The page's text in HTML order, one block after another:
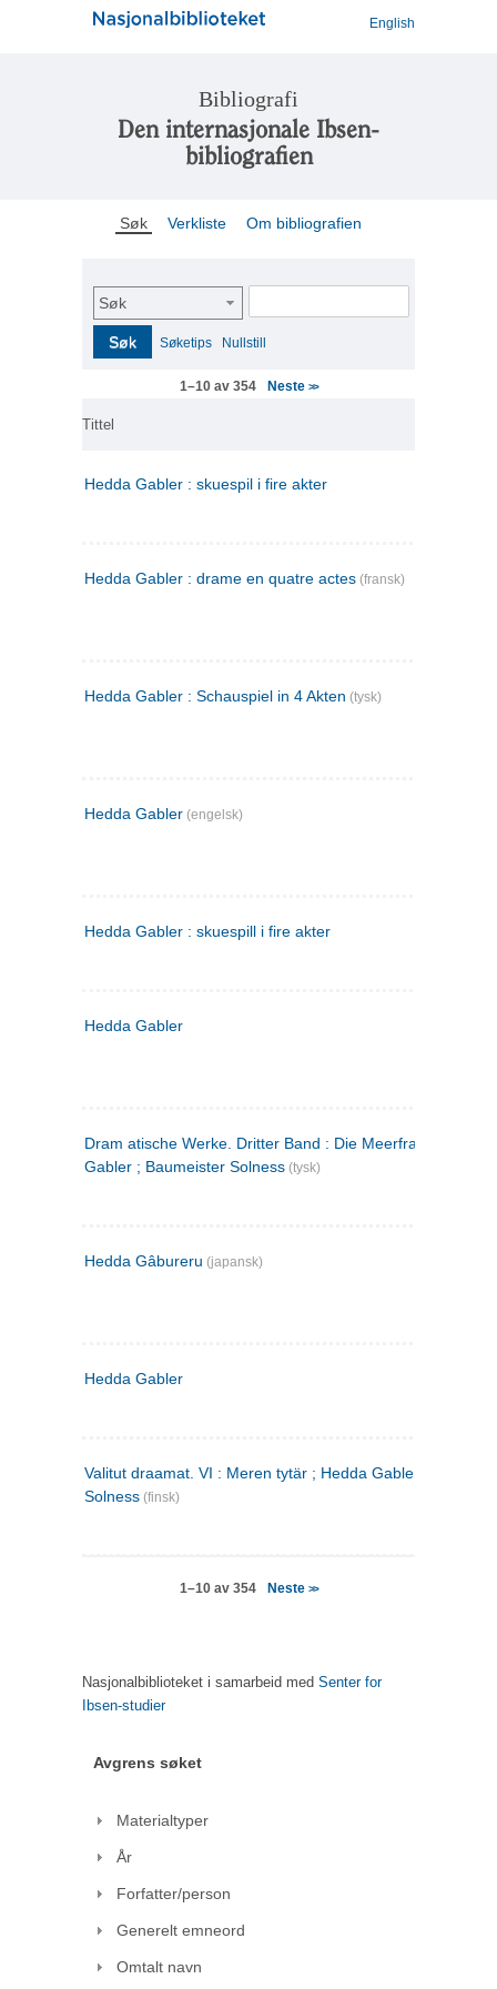
English
Bibliografi
Den internasjonale Ibsen-
bibliografien
Søk Verkliste Om bibliografien
Søk
Søk Søketips Nullstill
1–10 av 354 Neste >>
Tittel
Hedda Gabler : skuespil i fire akter
Hedda Gabler : drame en quatre actes (fransk)
Hedda Gabler : Schauspiel in 4 Akten (tysk)
Hedda Gabler (engelsk)
Hedda Gabler : skuespill i fire akter
Hedda Gabler
Dram atische Werke. Dritter Band : Die Meerfrau ; Hedda
Gabler ; Baumeister Solness (tysk)
Hedda Gâbureru (japansk)
Hedda Gabler
Valitut draamat. VI : Meren tytär ; Hedda Gabler ;
Solness (finsk)
1–10 av 354 Neste >>
Nasjonalbiblioteket i samarbeid med Senter for
Ibsen-studier
Avgrens søket
Materialtyper
År
Forfatter/person
Generelt emneord
Omtalt navn